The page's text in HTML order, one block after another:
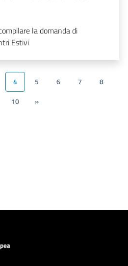
la domanda di
Estivi
4 5 6 7
8
10 »